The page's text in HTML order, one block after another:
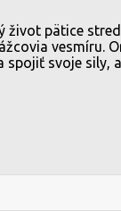
život pätice
vesmíru.
spojiť svoje